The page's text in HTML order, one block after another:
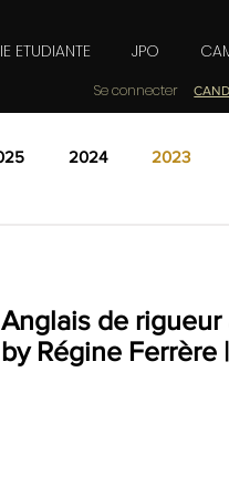
ETUDIANTE JPO
Se connecter
vous à une Journée
2024 2023
Anglais de rigueur
by Régine Ferrère